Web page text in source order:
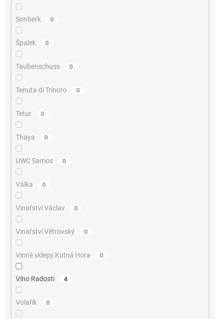
Sonberk 0
Špalek 0
Taubenschuss 0
Tenuta di Trinoro 0
Tetur 0
Thaya 0
UWC Samos 0
Válka 0
Vinařství Václav 0
Vinařství Větrovský 0
Vinné sklepy Kutná Hora 0
Víno Radosti 4
Volařík 0